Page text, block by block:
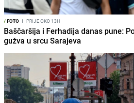
/FOTO I PRIJE OKO 13H
Baščaršija i Ferhadija danas pune:
gužva u srcu Sarajeva